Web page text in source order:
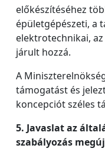
előkészítéséhez
épületgépészeti, a
elektrotechnikai,
járult hozzá.
A
támogatást és
koncepciót széles
5. Javaslat az
szabályozás